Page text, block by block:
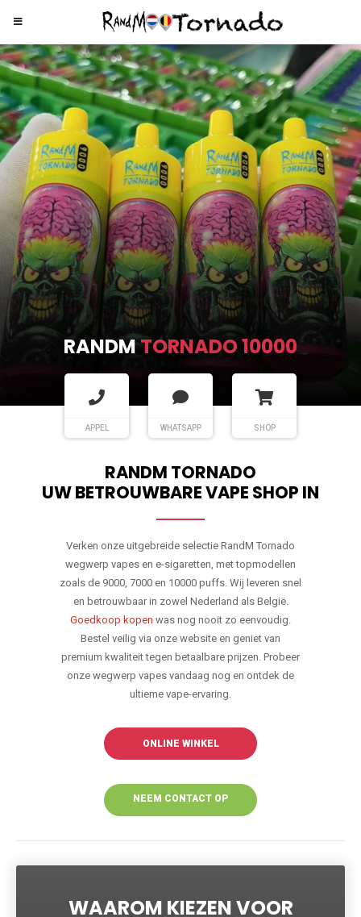
RANDMTORNADO 9000
APPEL WHATSAPP SHOP
RANDM TORNADO
UW BETROUWBARE VAPE SHOP IN
Verken onze uitgebreide selectie RandM Tornado
wegwerp vapes en e-sigaretten, met topmodellen
zoals de 9000, 7000 en 10000 puffs. Wij leveren snel
en betrouwbaar in zowel Nederland als België.
Goedkoop kopen was nog nooit zo eenvoudig.
Bestel veilig via onze website en geniet van
premium kwaliteit tegen betaalbare prijzen. Probeer
onze wegwerp vapes vandaag nog en ontdek de
ultieme vape-ervaring.
ONLINE WINKEL
NEEM CONTACT OP
WAAROM KIEZEN VOOR